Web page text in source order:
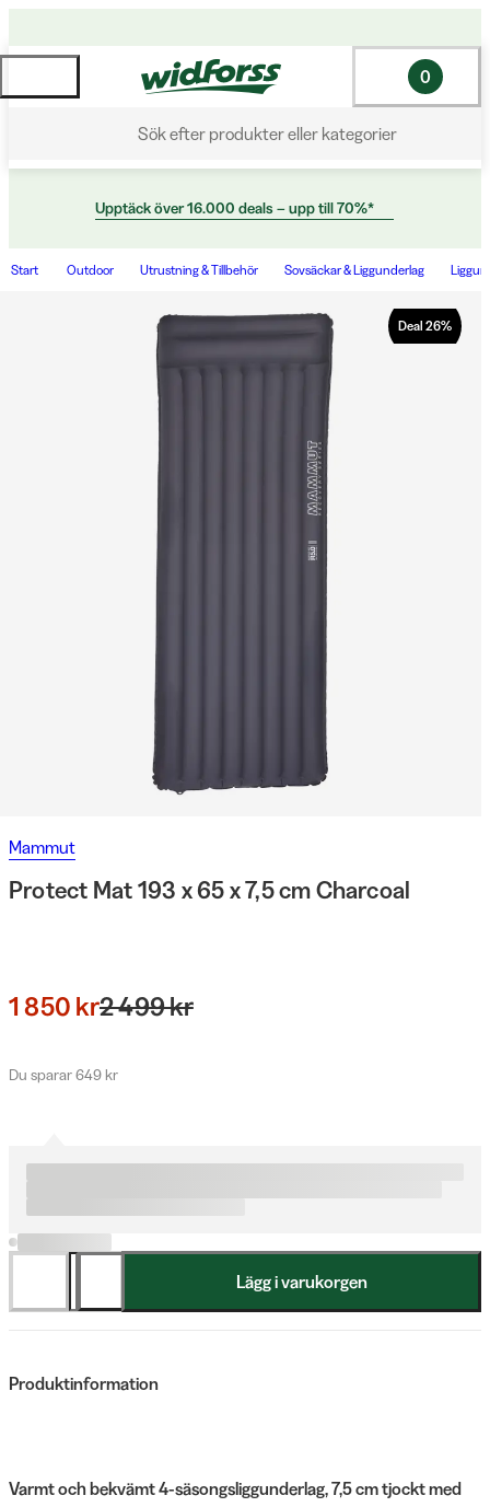
Sök efter produkter eller kategorier
0
Upptäck över 16.000 deals – upp till 70%*
Start Outdoor Utrustning & Tillbehör Sovsäckar & Liggunderlag
Deal 26%
Mammut
Protect Mat 193 x 65 x 7,5 cm Charcoal
1 850 kr2 499 kr
Du sparar 649 kr
Lägg i varukorgen
Produktinformation
Varmt och bekvämt 4-säsongsliggunderlag, 7,5 cm tjockt med